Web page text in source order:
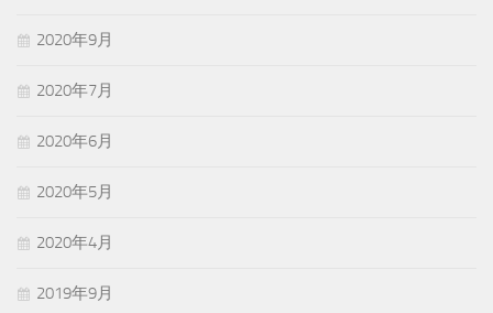
2020年9月
2020年7月
2020年6月
2020年5月
2020年4月
2019年9月